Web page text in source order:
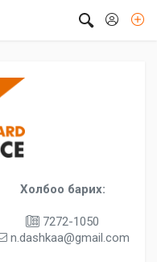
Холбоо барих:
7272-1050
n.dashkaa@gmail.com